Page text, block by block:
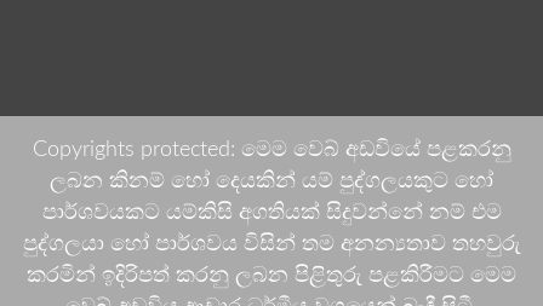
Copyrights protected: මෙම වෙබ් අඩවියේ පළකරනු
ලබන කිනම් හෝ දෙයකින් යම් පුද්ගලයකුට හෝ
පාර්ශවයකට යම්කිසි අගතියක් සිදුවන්නේ නම් එම
පුද්ගලයා හෝ පාර්ශවය විසින් තම අනන්‍යතාව තහවුරු
කරමින් ඉදිරිපත් කරනු ලබන පිළිතුරු පළකිරීමට මෙම